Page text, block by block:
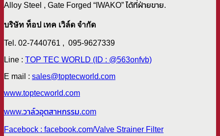
Alloy Steel , Gate Forged “IWAKO” ได้ที่ฝ่ายขาย.
บริษัท ท็อป เทค เวิล์ด จำกัด
Tel. 02-7440761 , 095-9627339
Line : TOP TEC WORLD (ID : @563onfvb)
E mail : sales@toptecworld.com
www.toptecworld.com
www.วาล์วอุตสาหกรรม.com
Facebock : facebook.com/Valve Strainer Filter